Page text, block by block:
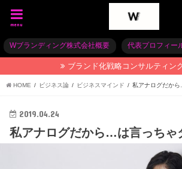
menu
Wブランディング株式会社概要 代表プロフィー
ブランド化戦略コンサルティン
HOME ビジネス論 ビジネスマインド 私アナログだか
2019.04.24
私アナログだから…は言っちゃ